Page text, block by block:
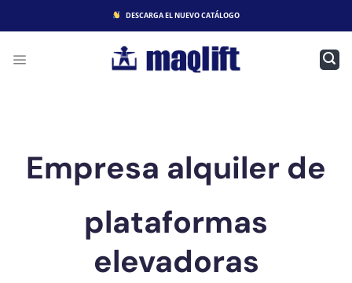
DESCARGA EL NUEVO CATÁLOGO
Empresa alquiler de
plataformas
elevadoras